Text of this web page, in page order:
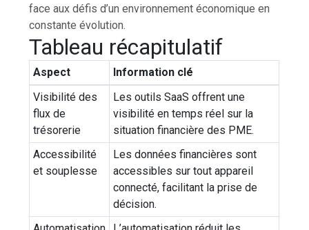
face aux défis d’un environnement économique en
constante évolution.
Tableau récapitulatif
Aspect
Information clé
Visibilité des
flux de
trésorerie
Les outils SaaS offrent une
visibilité en temps réel sur la
situation financière des PME.
Accessibilité
et souplesse
Les données financières sont
accessibles sur tout appareil
connecté, facilitant la prise de
décision.